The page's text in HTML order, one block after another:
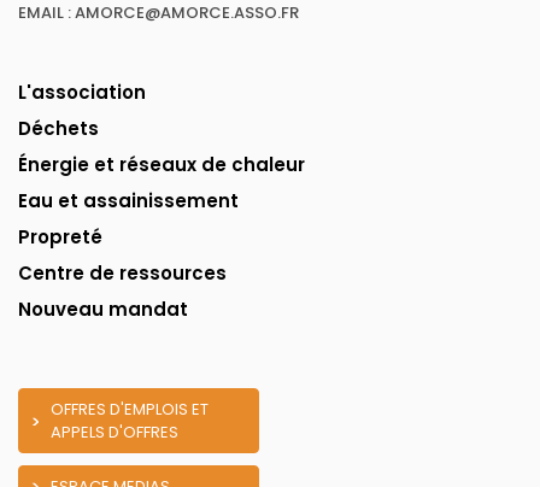
EMAIL : AMORCE@AMORCE.ASSO.FR
L'association
Déchets
Énergie et réseaux de chaleur
Eau et assainissement
Propreté
Centre de ressources
Nouveau mandat
OFFRES D'EMPLOIS ET
APPELS D'OFFRES